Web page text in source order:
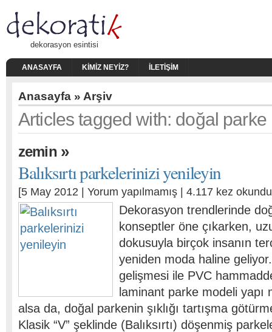
dekorasyon esintisi
ANASAYFA KIMIZ NEYIZ? İLETIŞIM
Anasayfa » Arşiv
Articles tagged with: doğal parke
zemin»
Balıksırtı parkelerinizi yenileyin
[5 May 2012 | Yorum yapılmamış | 4.117 kez
Dekorasyon trendlerinde
konseptler öne çıkarken,
dokusuyla birçok insanın
yeniden moda haline
gelişmesi ile PVC
laminant parke modeli yapı
alsa da, doğal parkenin şıklığı tartışma
Klasik “V” şeklinde (Balıksırtı) döşenmiş